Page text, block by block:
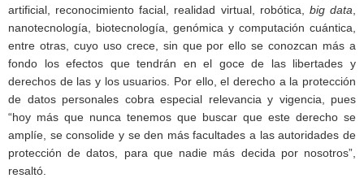
artificial, reconocimiento facial, realidad virtual, robótica, big data
nanotecnología, biotecnología, genómica y computación cuántica,
entre otras, cuyo uso crece, sin que por ello se conozcan más a
fondo los efectos que tendrán en el goce de las libertades y
derechos de las y los usuarios. Por ello, el derecho a la protección
de datos personales cobra especial relevancia y vigencia, pues
“hoy más que nunca tenemos que buscar que este derecho se
amplíe, se consolide y se den más facultades a las autoridades de
protección de datos, para que nadie más decida por nosotros”,
resaltó.